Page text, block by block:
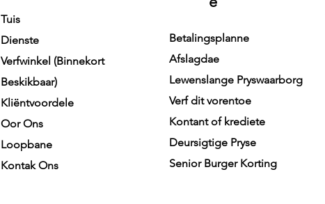
Tuis
Dienste
Verfwinkel (Binnekort
Beskikbaar)
Kliëntvoordele
Oor Ons
Loopbane
Kontak Ons
Betalingsplanne
Afslagdae
Lewenslange Pryswaarborg
Verf dit vorentoe
Kontant of krediete
Deursigtige Pryse
Senior Burger Korting